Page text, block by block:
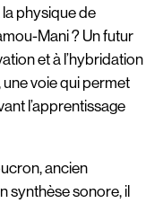
physique de
Mani ? Un futur
et à l’hybridation
une voie qui permet
l’apprentissage
ancien
synthèse sonore, il